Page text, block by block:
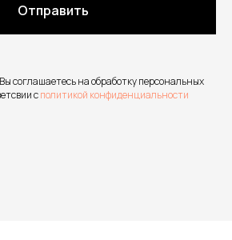
Отправить
соглашаетесь на обработку персональных
сполитикой конфиденциальности